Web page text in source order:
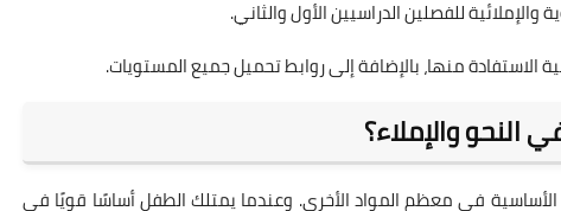
للفصلين الدراسيين الأول والثاني.
منها، بالإضافة إلى روابط تحميل جميع المستويات.
والإملاء؟
الأساسية في معظم المواد الأخرى. وعندما يمتلك الطفل أساسًا قويًا في